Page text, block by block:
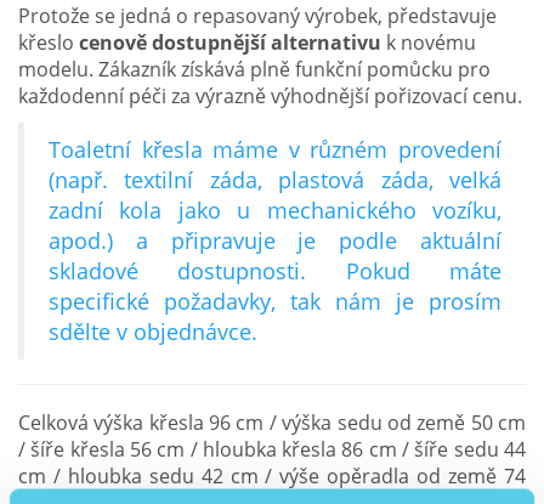
Protože se jedná o repasovaný výrobek, představuje
křeslo cenově dostupnější alternativu k novému
modelu. Zákazník získává plně funkční pomůcku pro
každodenní péči za výrazně výhodnější pořizovací cenu.
Toaletní křesla máme v různém provedení
(např. textilní záda, plastová záda, velká
zadní kola jako u mechanického vozíku,
apod.) a připravuje je podle aktuální
skladové dostupnosti. Pokud máte
specifické požadavky, tak nám je prosím
sdělte v objednávce.
Celková výška křesla 96 cm / výška sedu od země 50 cm
/ šíře křesla 56 cm / hloubka křesla 86 cm / šíře sedu 44
cm / hloubka sedu 42 cm / výše opěradla od země 74